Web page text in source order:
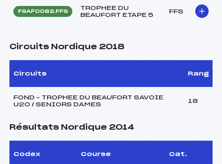
FSAF0082.FFS
TROPHEE DU
BEAUFORT ETAPE 5
FFS
Circuits Nordique 2018
Circuits Rang
FOND – TROPHEE DU BEAUFORT SAVOIE
U20 / SENIORS DAMES
18
Résultats Nordique 2014
Codex Course Cat.